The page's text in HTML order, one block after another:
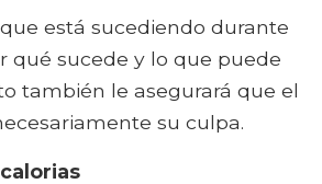
está sucediendo durante
qué sucede y lo que puede
también le asegurará que el
su culpa.